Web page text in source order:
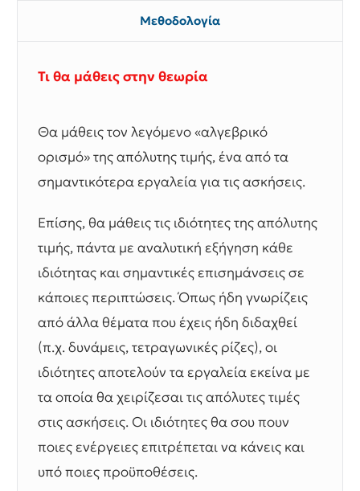
Μεθοδολογία
Τι θα μάθεις στην θεωρία
Θα μάθεις τον λεγόμενο «αλγεβρικό
ορισμό» της απόλυτης τιμής, ένα από τα
σημαντικότερα εργαλεία για τις ασκήσεις.
Επίσης, θα μάθεις τις ιδιότητες της απόλυτης
τιμής, πάντα με αναλυτική εξήγηση κάθε
ιδιότητας και σημαντικές επισημάνσεις σε
κάποιες περιπτώσεις. Όπως ήδη γνωρίζεις
από άλλα θέματα που έχεις ήδη διδαχθεί
(π.χ. δυνάμεις, τετραγωνικές ρίζες), οι
ιδιότητες αποτελούν τα εργαλεία εκείνα με
τα οποία θα χειρίζεσαι τις απόλυτες τιμές
στις ασκήσεις. Οι ιδιότητες θα σου πουν
ποιες ενέργειες επιτρέπεται να κάνεις και
υπό ποιες προϋποθέσεις.